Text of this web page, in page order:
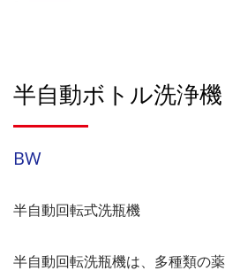
半自動ボトル洗浄機
BW
半自動回転式洗瓶機
半自動回転洗瓶機は、多種類の